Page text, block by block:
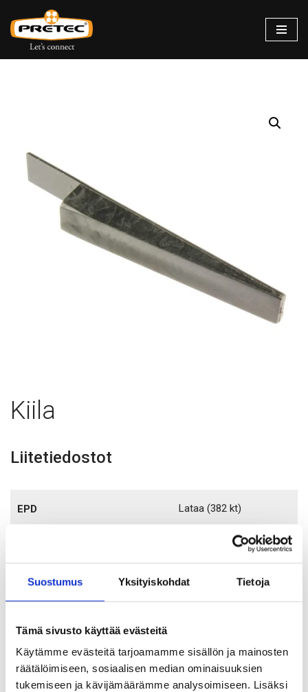
Suostumus Yksityiskohdat Tietoja
Tämä sivusto käyttää evästeitä
Käytämme evästeitä tarjoamamme sisällön ja mainosten
räätälöimiseen, sosiaalisen median ominaisuuksien
tukemiseen ja kävijämäärämme analysoimiseen. Lisäksi
Siirry
suoraan
Kiila
Liitetiedostot
EPD Lataa (382 kt)
Tutustu myös